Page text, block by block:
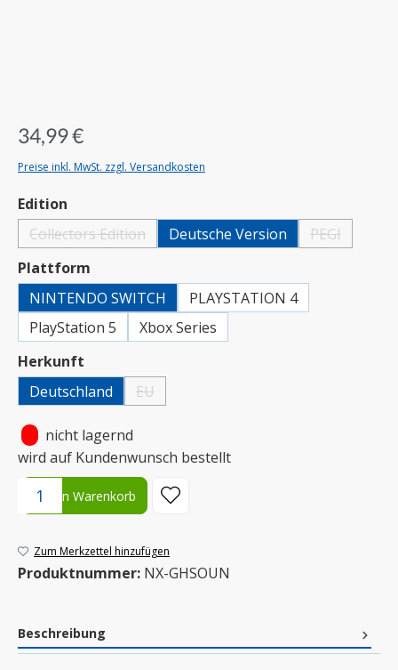
34,99 €
Preise inkl. MwSt. zzgl. Versandkosten
Edition
Collectors Edition(Diese Option ist zurzeit nicht verfügbar.)
Deutsche Version PEGI(Diese Option
Plattform
NINTENDO SWITCH
PLAYSTATION 4
PlayStation 5
Xbox Series
Herkunft
Deutschland
EU(Diese Option ist zurzeit nicht verfügbar.)
nicht lagernd
wird auf Kundenwunsch bestellt
Produkt Anzahl: Gib den gewünschten Wert ein oder benutze
In den Warenkorb
Zum Merkzettel hinzufügen
Produktnummer: NX-GHSOUN
Beschreibung